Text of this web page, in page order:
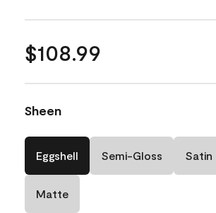
$108.99
Sheen
Eggshell Semi-Gloss Satin
Matte